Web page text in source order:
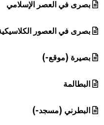
بصرى في العصر الإسلامي
بصرى في العصور
بصيرة (موقع-)
البطالمة
البطرني (مسجد-)